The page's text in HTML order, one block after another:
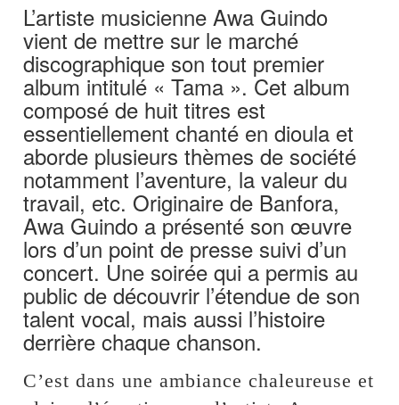
L’artiste musicienne Awa Guindo
vient de mettre sur le marché
discographique son tout premier
album intitulé « Tama ». Cet album
composé de huit titres est
essentiellement chanté en dioula et
aborde plusieurs thèmes de société
notamment l’aventure, la valeur du
travail, etc. Originaire de Banfora,
Awa Guindo a présenté son œuvre
lors d’un point de presse suivi d’un
concert. Une soirée qui a permis au
public de découvrir l’étendue de son
talent vocal, mais aussi l’histoire
derrière chaque chanson.
C’est dans une ambiance chaleureuse et